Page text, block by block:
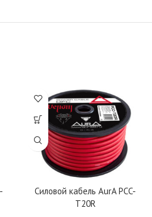
Силовой кабель AurA PCC-
T20R